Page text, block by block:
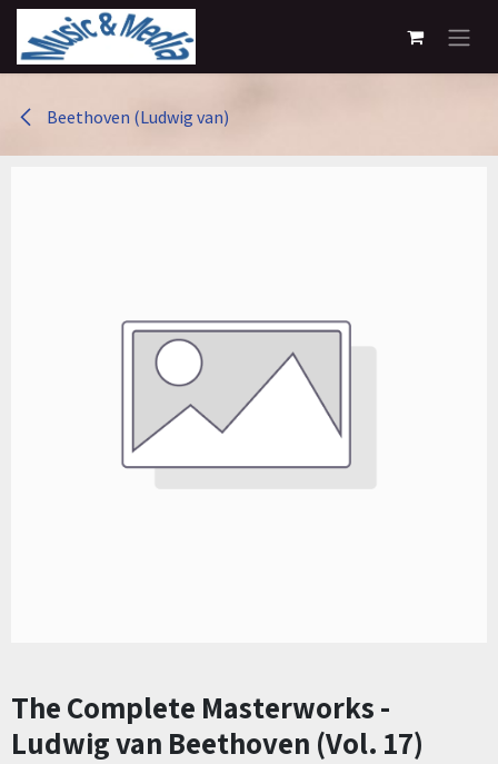
Overslaan naar inhoud
Beethoven (Ludwig van)
The Complete Masterworks -
Ludwig van Beethoven (Vol. 17)